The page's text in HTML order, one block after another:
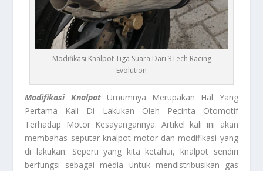
Modifikasi Knalpot Tiga Suara Dari 3Tech Racing
Evolution
Modifikasi KnalpotUmumnya Merupakan Hal Yang
Pertama Kali Di Lakukan Oleh Pecinta Otomotif
Terhadap Motor Kesayangannya. Artikel kali ini akan
membahas seputar knalpot motor dan modifikasi yang
di lakukan. Seperti yang kita ketahui, knalpot sendiri
berfungsi sebagai media untuk mendistribusikan gas